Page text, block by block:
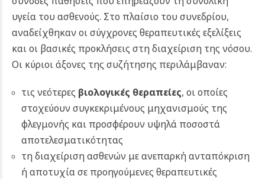
υγεία του ασθενούς. Στο πλαίσιο του συνεδρίου,
αναδείχθηκαν οι σύγχρονες θεραπευτικές εξελίξεις
και οι βασικές προκλήσεις στη διαχείριση της νόσου.
Οι κύριοι άξονες της συζήτησης περιλάμβαναν:
τις νεότερες βιολογικές θεραπείες, οι οποίες
στοχεύουν συγκεκριμένους μηχανισμούς της
φλεγμονής και προσφέρουν υψηλά ποσοστά
αποτελεσματικότητας
τη διαχείριση ασθενών με ανεπαρκή ανταπόκριση
ή αποτυχία σε προηγούμενες θεραπευτικές